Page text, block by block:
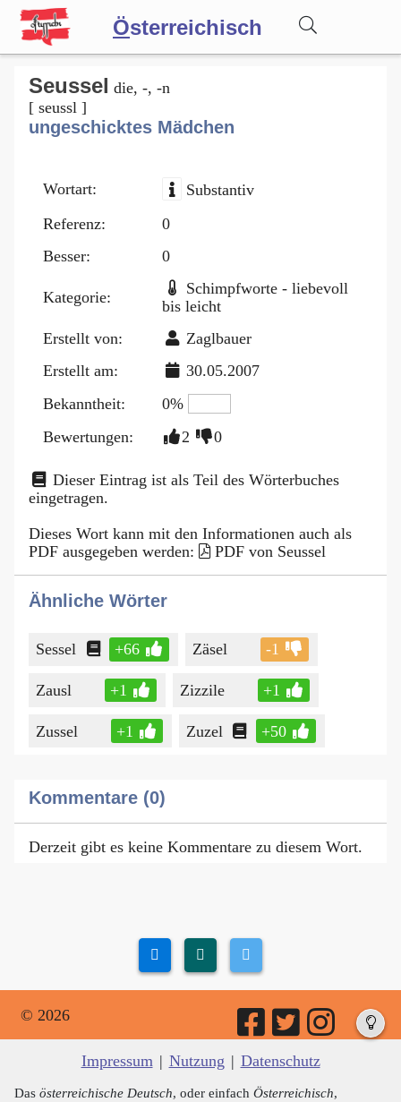
Österreichisch
Wörterbuch
Forum
Blog
Seussel die, -, -n
[ seussl ]
ungeschicktes Mädchen
Wortart:
Substantiv
Referenz:
0
Besser:
0
Kategorie:
Schimpfworte - liebevoll
bis leicht
Erstellt von:
Zaglbauer
Erstellt am:
30.05.2007
Bekanntheit:
0%
Bewertungen:
2 0
Dieser Eintrag ist als Teil des Wörterbuches
eingetragen.
Dieses Wort kann mit den Informationen auch als
PDF ausgegeben werden:
PDF von Seussel
Ähnliche Wörter
Sessel +66 Zäsel -1
Zausl +1 Zizzile +1
Zussel +1 Zuzel +50
Kommentare (0)
Derzeit gibt es keine Kommentare zu diesem Wort.
© 2026
Impressum | Nutzung | Datenschutz
Das österreichische Deutsch, oder einfach Österreichisch,